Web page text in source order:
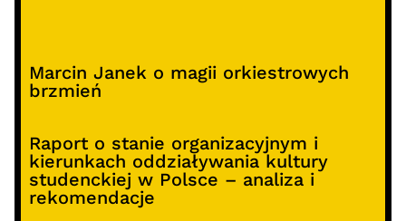
Marcin Janek o magii orkiestrowych
brzmień
Raport o stanie organizacyjnym i
kierunkach oddziaływania kultury
studenckiej w Polsce – analiza i
rekomendacje